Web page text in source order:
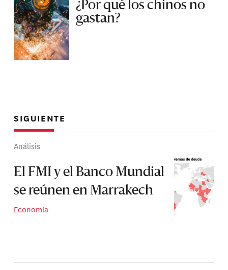
¿Por qué los chinos no
gastan?
SIGUIENTE
Análisis
El FMI y el Banco Mundial
se reúnen en Marrakech
Economía